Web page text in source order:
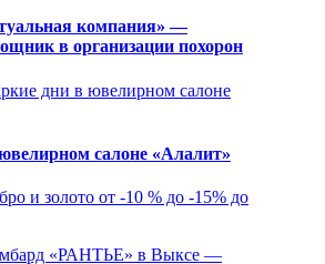
компания» —
в организации похорон
салоне «Алалит»
и золото от -10 % до -15% до